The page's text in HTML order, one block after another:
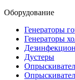
Оборудование
Генераторы
Генераторы
Дустеры